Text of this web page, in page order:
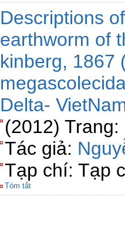
Descriptions
earthworm of
kinberg, 1867
Delta-
(2012) Trang:
Tác giả:
Tạp chí: Tạp
Tóm tắt